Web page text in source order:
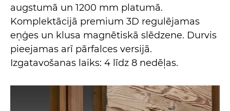
augstumā un 1200 mm platumā.
Komplektācijā premium 3D regulējamas
eņģes un klusa magnētiskā slēdzene. Durvis
pieejamas arī pārfalces versijā.
Izgatavošanas laiks: 4 līdz 8 nedēļas.